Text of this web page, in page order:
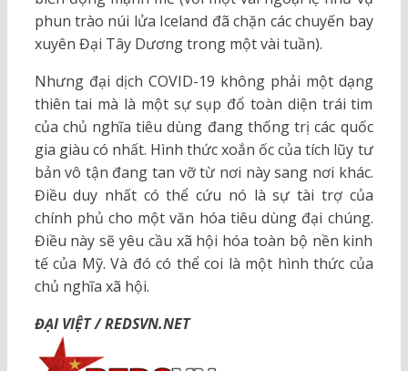
phun trào núi lửa Iceland đã chặn các chuyến bay
xuyên Đại Tây Dương trong một vài tuần).
Nhưng đại dịch COVID-19 không phải một dạng
thiên tai mà là một sự sụp đổ toàn diện trái tim
của chủ nghĩa tiêu dùng đang thống trị các quốc
gia giàu có nhất. Hình thức xoắn ốc của tích lũy tư
bản vô tận đang tan vỡ từ nơi này sang nơi khác.
Điều duy nhất có thể cứu nó là sự tài trợ của
chính phủ cho một văn hóa tiêu dùng đại chúng.
Điều này sẽ yêu cầu xã hội hóa toàn bộ nền kinh
tế của Mỹ. Và đó có thể coi là một hình thức của
chủ nghĩa xã hội.
ĐẠI VIỆT / REDSVN.NET